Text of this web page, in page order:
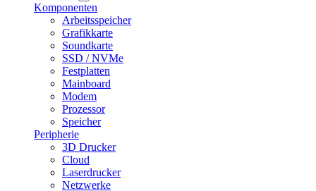
Komponenten
Arbeitsspeicher
Grafikkarte
Soundkarte
SSD / NVMe
Festplatten
Mainboard
Modem
Prozessor
Speicher
Peripherie
3D Drucker
Cloud
Laserdrucker
Netzwerke